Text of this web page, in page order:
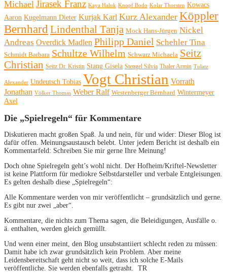
Michael Jirasek Franz Kaya Haluk Knopf Bodo Kolar Thorsten Kowacs
Aaron Kugelmann Dieter Kurjak Karl Kurz Alexander Köppler
Bernhard Lindenthal Tanja Mock Hans-Jürgen Nickel
Andreas Overdick Madlen Philipp Daniel Schehler Tina
Schmidt Barbara Schultze Wilhelm Schwarz Michaela Seitz
Christian Seitz Dr. Kristin Stang Gisela Stengel Silvia Thaler Armin Tulatz
Alexander Undeutsch Tobias Vogt Christian Vorrath
Jonathan Völker Thomas Weber Ralf Westenberger Bernhard Wintermeyer
Axel
Die „Spielregeln“ für Kommentare
Diskutieren macht großen Spaß. Ja und nein, für und wider: Dieser Blog ist
dafür offen. Meinungsaustausch belebt. Unter jedem Bericht ist deshalb ein
Kommentarfeld: Schreiben Sie mir gerne Ihre Meinung!
Doch ohne Spielregeln geht’s wohl nicht. Der Hofheim/Kriftel-Newsletter
ist keine Plattform für mediokre Selbstdarsteller und verbale Entgleisungen.
Es gelten deshalb diese „Spielregeln“:
Alle Kommentare werden von mir veröffentlicht – grundsätzlich und gerne.
Es gibt nur zwei „aber“.
Kommentare, die nichts zum Thema sagen, die Beleidigungen, Ausfälle o.
ä. enthalten, werden gleich gemüllt.
Und wenn einer meint, den Blog unsubstantiiert schlecht reden zu müssen:
Damit habe ich zwar grundsätzlich kein Problem. Aber meine
Leidensbereitschaft geht nicht so weit, dass ich solche E-Mails
veröffentliche. Sie werden ebenfalls getrasht. TR